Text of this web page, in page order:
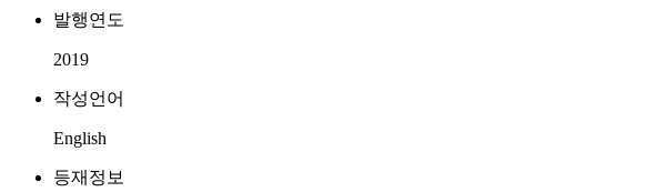
발행연도
2019
작성언어
English
등재정보